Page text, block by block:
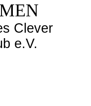
Clever
e.V.